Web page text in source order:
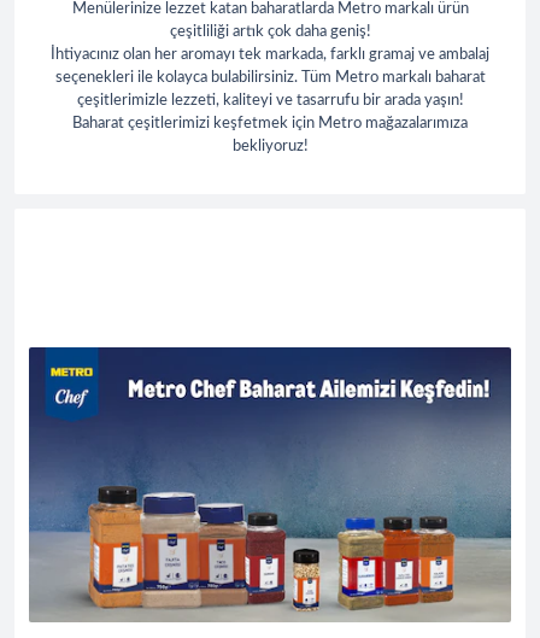
Menülerinize lezzet katan baharatlarda Metro markalı ürün
çeşitliliği artık çok daha geniş!
İhtiyacınız olan her aromayı tek markada, farklı gramaj ve ambalaj
seçenekleri ile kolayca bulabilirsiniz. Tüm Metro markalı baharat
çeşitlerimizle lezzeti, kaliteyi ve tasarrufu bir arada yaşın!
Baharat çeşitlerimizi keşfetmek için Metro mağazalarımıza
bekliyoruz!